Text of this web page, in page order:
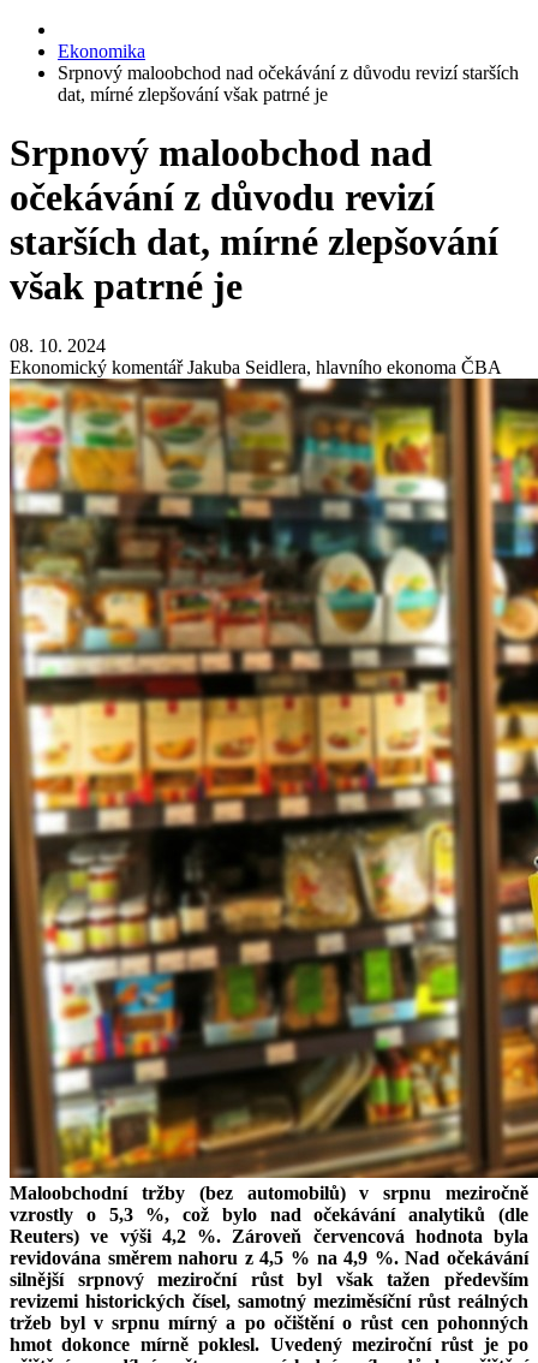
Ekonomika
Srpnový maloobchod nad očekávání z důvodu revizí starších
dat, mírné zlepšování však patrné je
Srpnový maloobchod nad
očekávání z důvodu revizí
starších dat, mírné zlepšování
však patrné je
08. 10. 2024
Ekonomický komentář Jakuba Seidlera, hlavního ekonoma ČBA
Maloobchodní tržby (bez automobilů) v srpnu meziročně
vzrostly o 5,3 %, což bylo nad očekávání analytiků (dle
Reuters) ve výši 4,2 %. Zároveň červencová hodnota byla
revidována směrem nahoru z 4,5 % na 4,9 %. Nad očekávání
silnější srpnový meziroční růst byl však tažen především
revizemi historických čísel, samotný meziměsíční růst reálných
tržeb byl v srpnu mírný a po očištění o růst cen pohonných
hmot dokonce mírně poklesl. Uvedený meziroční růst je po